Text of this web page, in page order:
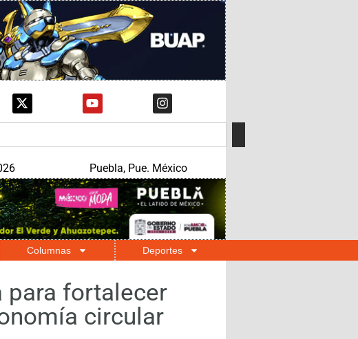
Puebla, Pue. México
Columnas Deportes
para fortalecer
circular